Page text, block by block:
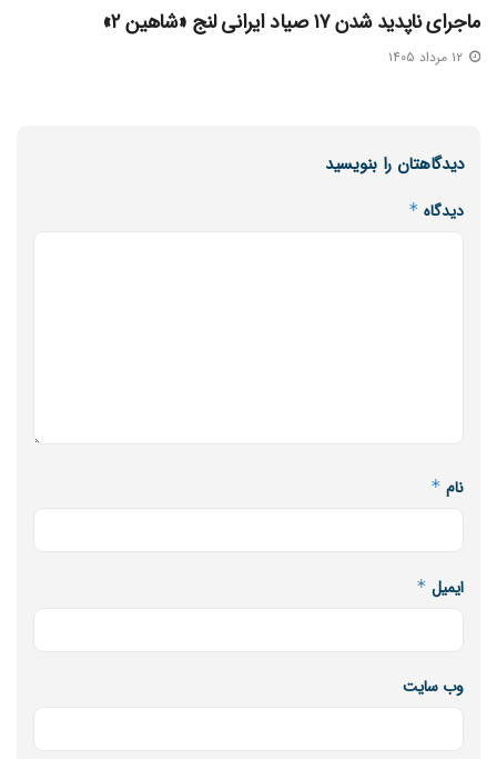
ماجرای ناپدید شدن ۱۷ صیاد ایرانی لنج «شاهین ۲»
دیدگاهتان را بنویسید
دیدگاه *
نام *
ایمیل *
وب‌ سایت